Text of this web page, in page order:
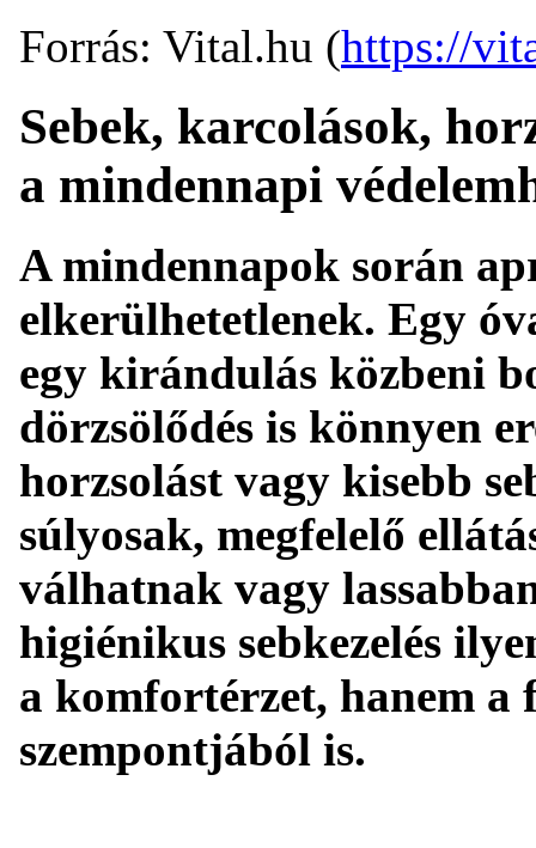
Forrás: Vital.hu (https://
Sebek, karcolások,
a mindennapi
A mindennapok során
elkerülhetetlenek. Egy
egy kirándulás közbeni
dörzsölődés is könnyen
horzsolást vagy kisebb
súlyosak, megfelelő
válhatnak vagy
higiénikus sebkezelés
a komfortérzet, hanem a
szempontjából is.